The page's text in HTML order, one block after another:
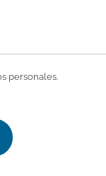
personales.